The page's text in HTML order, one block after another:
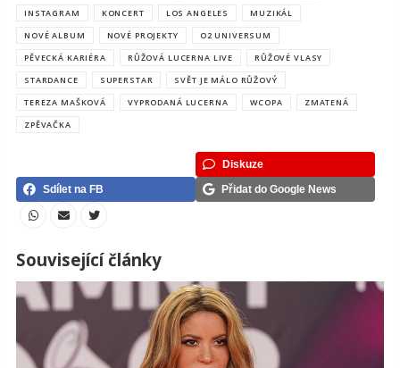
INSTAGRAM
KONCERT LOS ANGELES
MUZIKÁL
NOVÉ ALBUM
NOVÉ PROJEKTY
O2 UNIVERSUM
PĚVECKÁ KARIÉRA
RŮŽOVÁ LUCERNA LIVE
RŮŽOVÉ VLASY
STARDANCE
SUPERSTAR
SVĚT JE MÁLO RŮŽOVÝ
TEREZA MAŠKOVÁ
VYPRODANÁ LUCERNA WCOPA
ZMATENÁ
ZPĚVAČKA
Diskuze
Sdílet na FB
Přidat do Google News
Související články